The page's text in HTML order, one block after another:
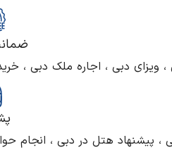
ویزای دبی ، اجاره ملک دبی ،
، پیشنهاد هتل در دبی ،